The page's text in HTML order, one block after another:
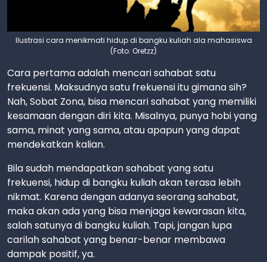
Ilustrasi cara menikmati hidup di bangku kuliah ala mahasiswa
(Foto: Oretzz)
Cara pertama adalah mencari sahabat satu
frekuensi. Maksudnya satu frekuensi itu gimana sih?
Nah, Sobat Zona, bisa mencari sahabat yang memiliki
kesamaan dengan diri kita. Misalnya, punya hobi yang
sama, minat yang sama, atau apapun yang dapat
mendekatkan kalian.
Bila sudah mendapatkan sahabat yang satu
frekuensi, hidup di bangku kuliah akan terasa lebih
nikmat. Karena dengan adanya seorang sahabat,
maka akan ada yang bisa menjaga kewarasan kita,
salah satunya di bangku kuliah. Tapi, jangan lupa
carilah sahabat yang benar-benar membawa
dampak positif, ya.